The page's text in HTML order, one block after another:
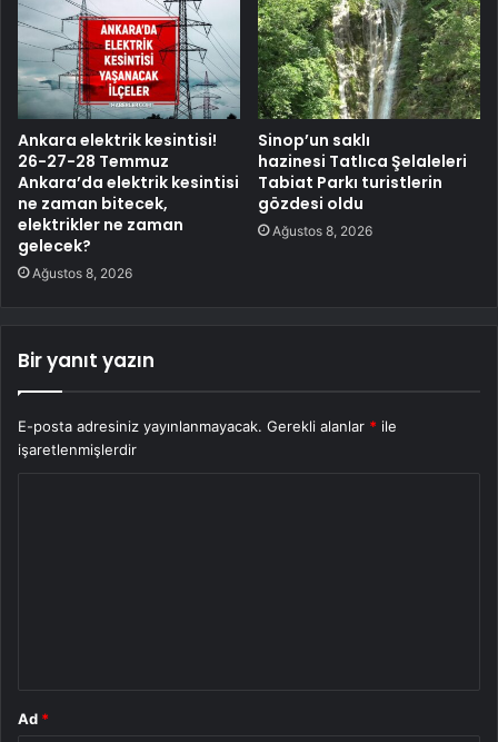
Ankara elektrik kesintisi!
26-27-28 Temmuz
Ankara’da elektrik kesintisi
ne zaman bitecek,
elektrikler ne zaman
gelecek?
Ağustos 8, 2026
Sinop’un saklı
hazinesi Tatlıca Şelaleleri
Tabiat Parkı turistlerin
gözdesi oldu
Ağustos 8, 2026
Bir yanıt yazın
E-posta adresiniz yayınlanmayacak. Gerekli alanlar * ile
işaretlenmişlerdir
Ad *